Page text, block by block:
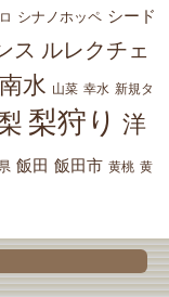
シナノホッペ シード
ス ルレクチェ
南水 山菜 幸水 新規タ
梨狩り 洋
飯田 飯田市 黄桃 黄